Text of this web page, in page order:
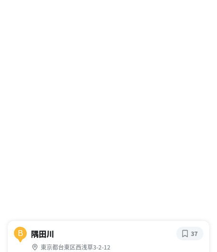
B 隅田川
東京都台東区西浅草3-2-12
37